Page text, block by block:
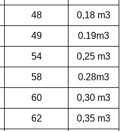
48 0,18 m3
49 0.19m3
54 0,25 m3
58 0.28m3
60 0,30 m3
62 0,35 m3